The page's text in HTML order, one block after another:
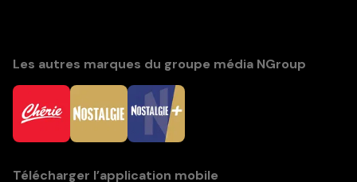
Les autres marques du groupe média NGroup
Télécharger l’application mobile